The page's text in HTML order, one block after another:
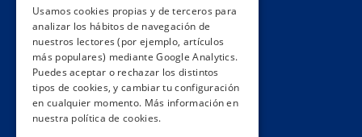
Impacto
Premios
Formación
Código ético
Re-publica
Usamos cookies propias y de terceros para
analizar los hábitos de navegación de
nuestros lectores (por ejemplo, artículos
más populares) mediante Google Analytics.
Puedes aceptar o rechazar los distintos
tipos de cookies, y cambiar tu configuración
en cualquier momento. Más información en
nuestra política de cookies.